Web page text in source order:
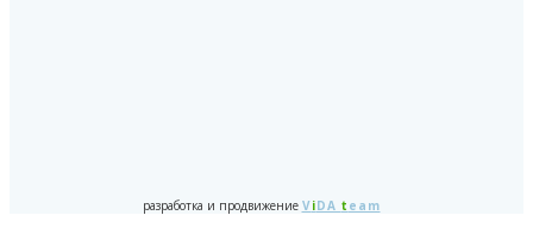
разработка и продвижение ViDA t eam